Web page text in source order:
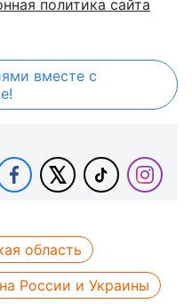
политика сайта
вместе с
область
России и Украины